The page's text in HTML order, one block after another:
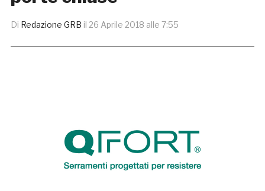
Di Redazione GRB il 26 Aprile 2018 alle 7:55